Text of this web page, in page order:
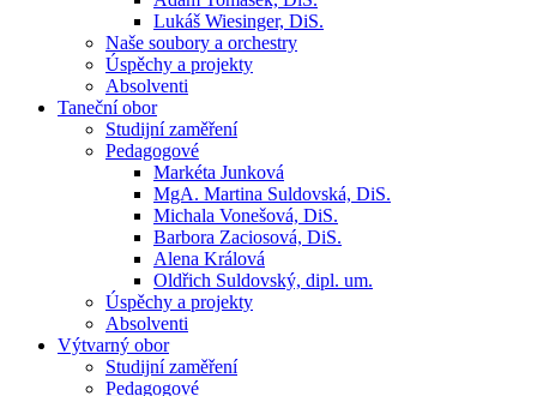
Lukáš Wiesinger, DiS.
Naše soubory a orchestry
Úspěchy a projekty
Absolventi
Taneční obor
Studijní zaměření
Pedagogové
Markéta Junková
MgA. Martina Suldovská, DiS.
Michala Vonešová, DiS.
Barbora Zaciosová, DiS.
Alena Králová
Oldřich Suldovský, dipl. um.
Úspěchy a projekty
Absolventi
Výtvarný obor
Studijní zaměření
Pedagogové